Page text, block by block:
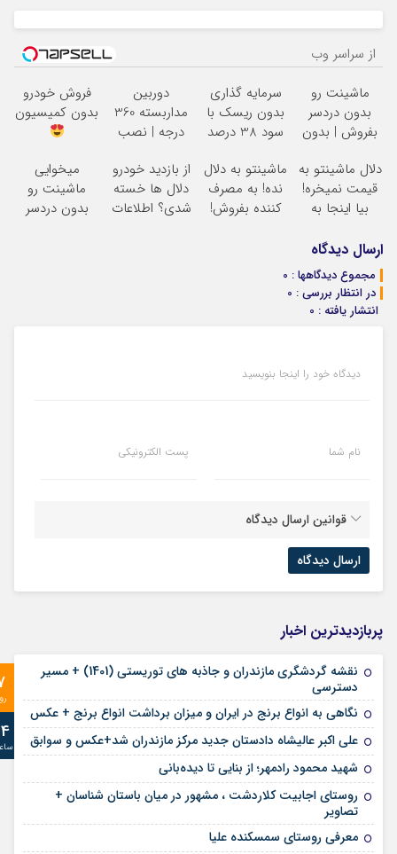
از سراسر وب
ماشینت رو
بدون دردسر
بفروش | بدون
سرمایه گذاری
بدون ریسک با
سود 38 درصد
دوربین
مداربسته 360
درجه | نصب
فروش خودرو
بدون کمیسیون
دلال ماشینتو به
قیمت نمیخره!
بیا اینجا به
بفروش*فقط
خریدار واقعی*
ماشینتو به دلال
نده! به مصرف
کننده بفروش!
از بازدید خودرو
دلال ها خسته
شدی؟ اطلاعات
میخوایی
ماشینت رو
بدون دردسر
ارسال دیدگاه
مجموع دیدگاهها : 0
در انتظار بررسی : 0
انتشار یافته : 0
دیدگاه خود را اینجا بنویسید
نام شما پست الکترونیکی
قوانین ارسال دیدگاه
پربازدیدترین اخبار
نقشه گردشگری مازندران و جاذبه های توریستی (1401) + مسیر
دسترسی
نگاهی به انواع برنج در ایران و میزان برداشت انواع برنج + عکس
علی‌ اکبر عالیشاه دادستان جدید مرکز مازندران شد+عکس و سوابق
شهید محمود رادمهر؛ از بنایی تا دیده‌بانی
روستای اجابیت کلاردشت ، مشهور در میان باستان شناسان +
تصاویر
معرفی روستای سمسکنده علیا